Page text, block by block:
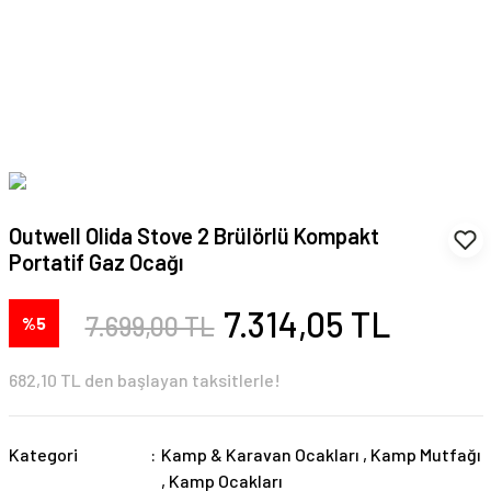
Outwell Olida Stove 2 Brülörlü Kompakt
Portatif Gaz Ocağı
%5 7.699,00 TL 7.314,05 TL
682,10 TL den başlayan taksitlerle!
Kategori Kamp & Karavan Ocakları , Kamp Mutfağı
, Kamp Ocakları